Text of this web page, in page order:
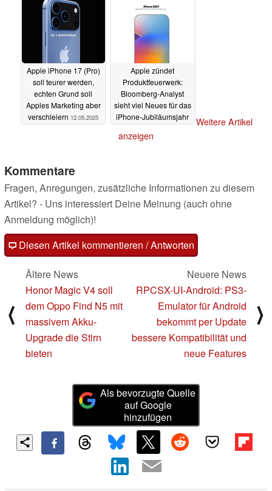
Apple iPhone 17 (Pro)
soll teurer werden,
echten Grund soll
Apples Marketing aber
verschleiern 12.05.2025
Apple zündet
Produktfeuerwerk:
Bloomberg-Analyst
sieht viel Neues für das
iPhone-Jubiläumsjahr
Weitere Artikel
anzeigen
Kommentare
Fragen, Anregungen, zusätzliche Informationen zu diesem
Artikel? - Uns interessiert Deine Meinung (auch ohne
Anmeldung möglich)!
Diesen Artikel kommentieren / Antworten
⟨
Ältere News
Honor Magic V4 soll
dem Oppo Find N5 mit
massivem Akku-
Upgrade die Stirn
bieten
Neuere News
RPCSX-UI-Android: PS3-
Emulator für Android
bekommt per Update
bessere Kompatibilität und
neue Features
⟩
Als bevorzugte Quelle
auf Google
hinzufügen